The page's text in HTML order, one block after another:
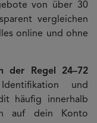
von über 30
vergleichen
online und ohne
der Regel 24–72
und
häufig innerhalb
auf dein Konto